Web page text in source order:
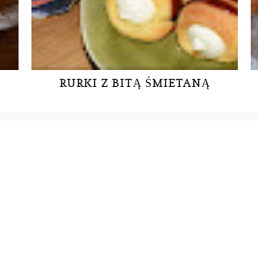
RURKI Z BITĄ ŚMIETANĄ